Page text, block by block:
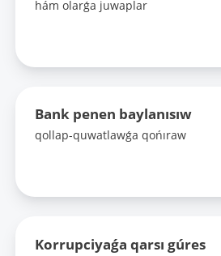
hám olarǵa juwaplar
Bank penen baylanısıw
qollap-quwatlawǵa qońıraw
Korrupciyaǵa qarsı gúres